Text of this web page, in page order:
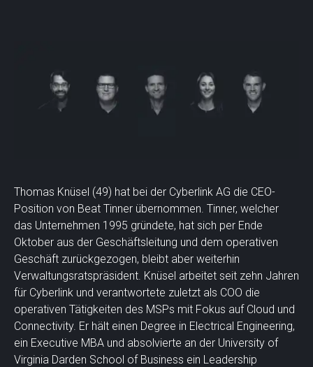
Thomas Knüsel (49) hat bei der Cyberlink AG die CEO-
Position von Beat Tinner übernommen. Tinner, welcher
das Unternehmen 1995 gründete, hat sich per Ende
Oktober aus der Geschäftsleitung und dem operativen
Geschäft zurückgezogen, bleibt aber weiterhin
Verwaltungsratspräsident. Knüsel arbeitet seit zehn Jahren
für Cyberlink und verantwortete zuletzt als COO die
operativen Tätigkeiten des MSPs mit Fokus auf Cloud und
Connectivity. Er hält einen Degree in Electrical Engineering,
ein Executive MBA und absolvierte an der University of
Virginia Darden School of Business ein Leadership